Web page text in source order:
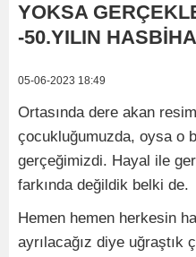
YOKSA
-50.YILIN
05-06-2023 18:49
Ortasında dere akan
çocukluğumuzda, oysa o
gerçeğimizdi. Hayal ile
farkında değildik belki de.
Hemen hemen herkesin
ayrılacağız diye uğraştık